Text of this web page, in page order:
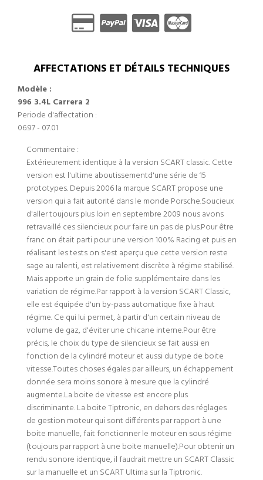
AFFECTATIONS ET DÉTAILS TECHNIQUES
Modèle :
996 3.4L Carrera 2
Periode d'affectation :
06.97 - 07.01
Commentaire :
Extérieurement identique à la version SCART classic. Cette
version est l'ultime aboutissementd'une série de 15
prototypes. Depuis 2006 la marque SCART propose une
version qui a fait autorité dans le monde Porsche.Soucieux
d'aller toujours plus loin en septembre 2009 nous avons
retravaillé ces silencieux pour faire un pas de plus.Pour être
franc on était parti pour une version 100% Racing et puis en
réalisant les tests on s'est aperçu que cette version reste
sage au ralenti, est relativement discrète à régime stabilisé.
Mais apporte un grain de folie supplémentaire dans les
variation de régime.Par rapport à la version SCART Classic,
elle est équipée d'un by-pass automatique fixe à haut
régime. Ce qui lui permet, à partir d'un certain niveau de
volume de gaz, d'éviter une chicane interne.Pour être
précis, le choix du type de silencieux se fait aussi en
fonction de la cylindré moteur et aussi du type de boite
vitesse.Toutes choses égales par ailleurs, un échappement
donnée sera moins sonore à mesure que la cylindré
augmente.La boite de vitesse est encore plus
discriminante. La boite Tiptronic, en dehors des réglages
de gestion moteur qui sont différents par rapport à une
boite manuelle, fait fonctionner le moteur en sous régime
(toujours par rapport à une boite manuelle).Pour obtenir un
rendu sonore identique, il faudrait mettre un SCART Classic
sur la manuelle et un SCART Ultima sur la Tiptronic.